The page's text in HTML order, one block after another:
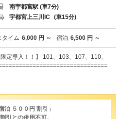
南宇都宮駅 (車7分)
宇都宮上三川IC (車15分)
タイム 6,000 円 ～ 宿泊 6,500 円 ～
定導入！！】 101、103、107、110、
泊 ５００円 割引」
引との併用不可。